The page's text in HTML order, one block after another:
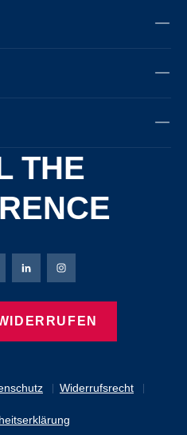
THE
Widerrufsrecht
Proenen Facebook-Seite
Proenen Twitter Seite
Bierbaum-Proenen LinkedIn
Bierbaum-Proenen